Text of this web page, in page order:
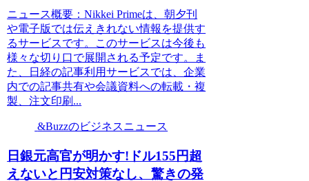
ニュース概要：Nikkei Primeは、朝夕刊
や電子版では伝えきれない情報を提供す
るサービスです。このサービスは今後も
様々な切り口で展開される予定です。ま
た、日経の記事利用サービスでは、企業
内での記事共有や会議資料への転載・複
製、注文印刷...
&Buzzのビジネスニュース
日銀元高官が明かす!ドル155円超
えないと円安対策なし、驚きの発